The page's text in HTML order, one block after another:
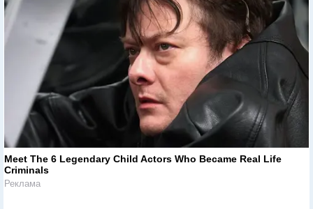
Meet The 6 Legendary Child Actors Who Became Real Life
Criminals
Реклама